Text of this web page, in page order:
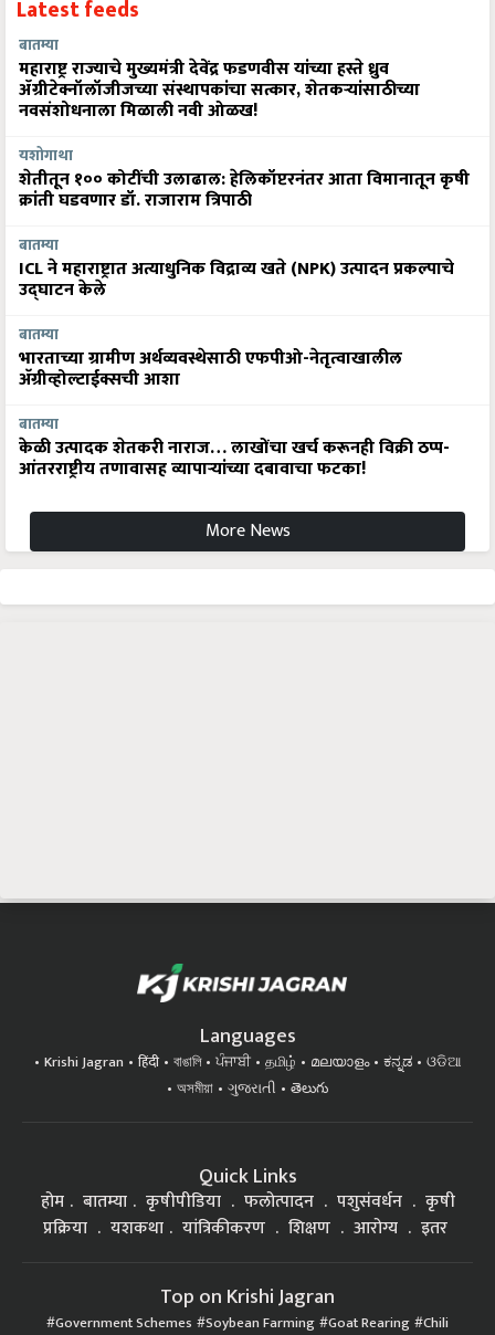
Latest feeds
बातम्या
महाराष्ट्र राज्याचे मुख्यमंत्री देवेंद्र फडणवीस यांच्या हस्ते ध्रुव
ॲग्रीटेक्नॉलॉजीजच्या संस्थापकांचा सत्कार, शेतकऱ्यांसाठीच्या
नवसंशोधनाला मिळाली नवी ओळख!
यशोगाथा
शेतीतून १०० कोटींची उलाढाल: हेलिकॉप्टरनंतर आता विमानातून कृषी
क्रांती घडवणार डॉ. राजाराम त्रिपाठी
बातम्या
ICL ने महाराष्ट्रात अत्याधुनिक विद्राव्य खते (NPK) उत्पादन प्रकल्पाचे
उद्घाटन केले
बातम्या
भारताच्या ग्रामीण अर्थव्यवस्थेसाठी एफपीओ-नेतृत्वाखालील
अ‍ॅग्रीव्होल्टाईक्सची आशा
बातम्या
केळी उत्पादक शेतकरी नाराज… लाखोंचा खर्च करूनही विक्री ठप्प-
आंतरराष्ट्रीय तणावासह व्यापाऱ्यांच्या दबावाचा फटका!
More News
Languages
Krishi Jagran हिंदी বাঙালি ਪੰਜਾਬੀ தமிழ் മലയാളം ಕನ್ನಡ
ଓଡିଆ
অসমীয়া
ગુજરાતી తెలుగు
Quick Links
होम बातम्या कृषीपीडिया फलोत्पादन पशुसंवर्धन
कृषी
प्रक्रिया
यशकथा यांत्रिकीकरण शिक्षण आरोग्य इतर
Top on Krishi Jagran
Government Schemes Soybean Farming Goat Rearing Chili